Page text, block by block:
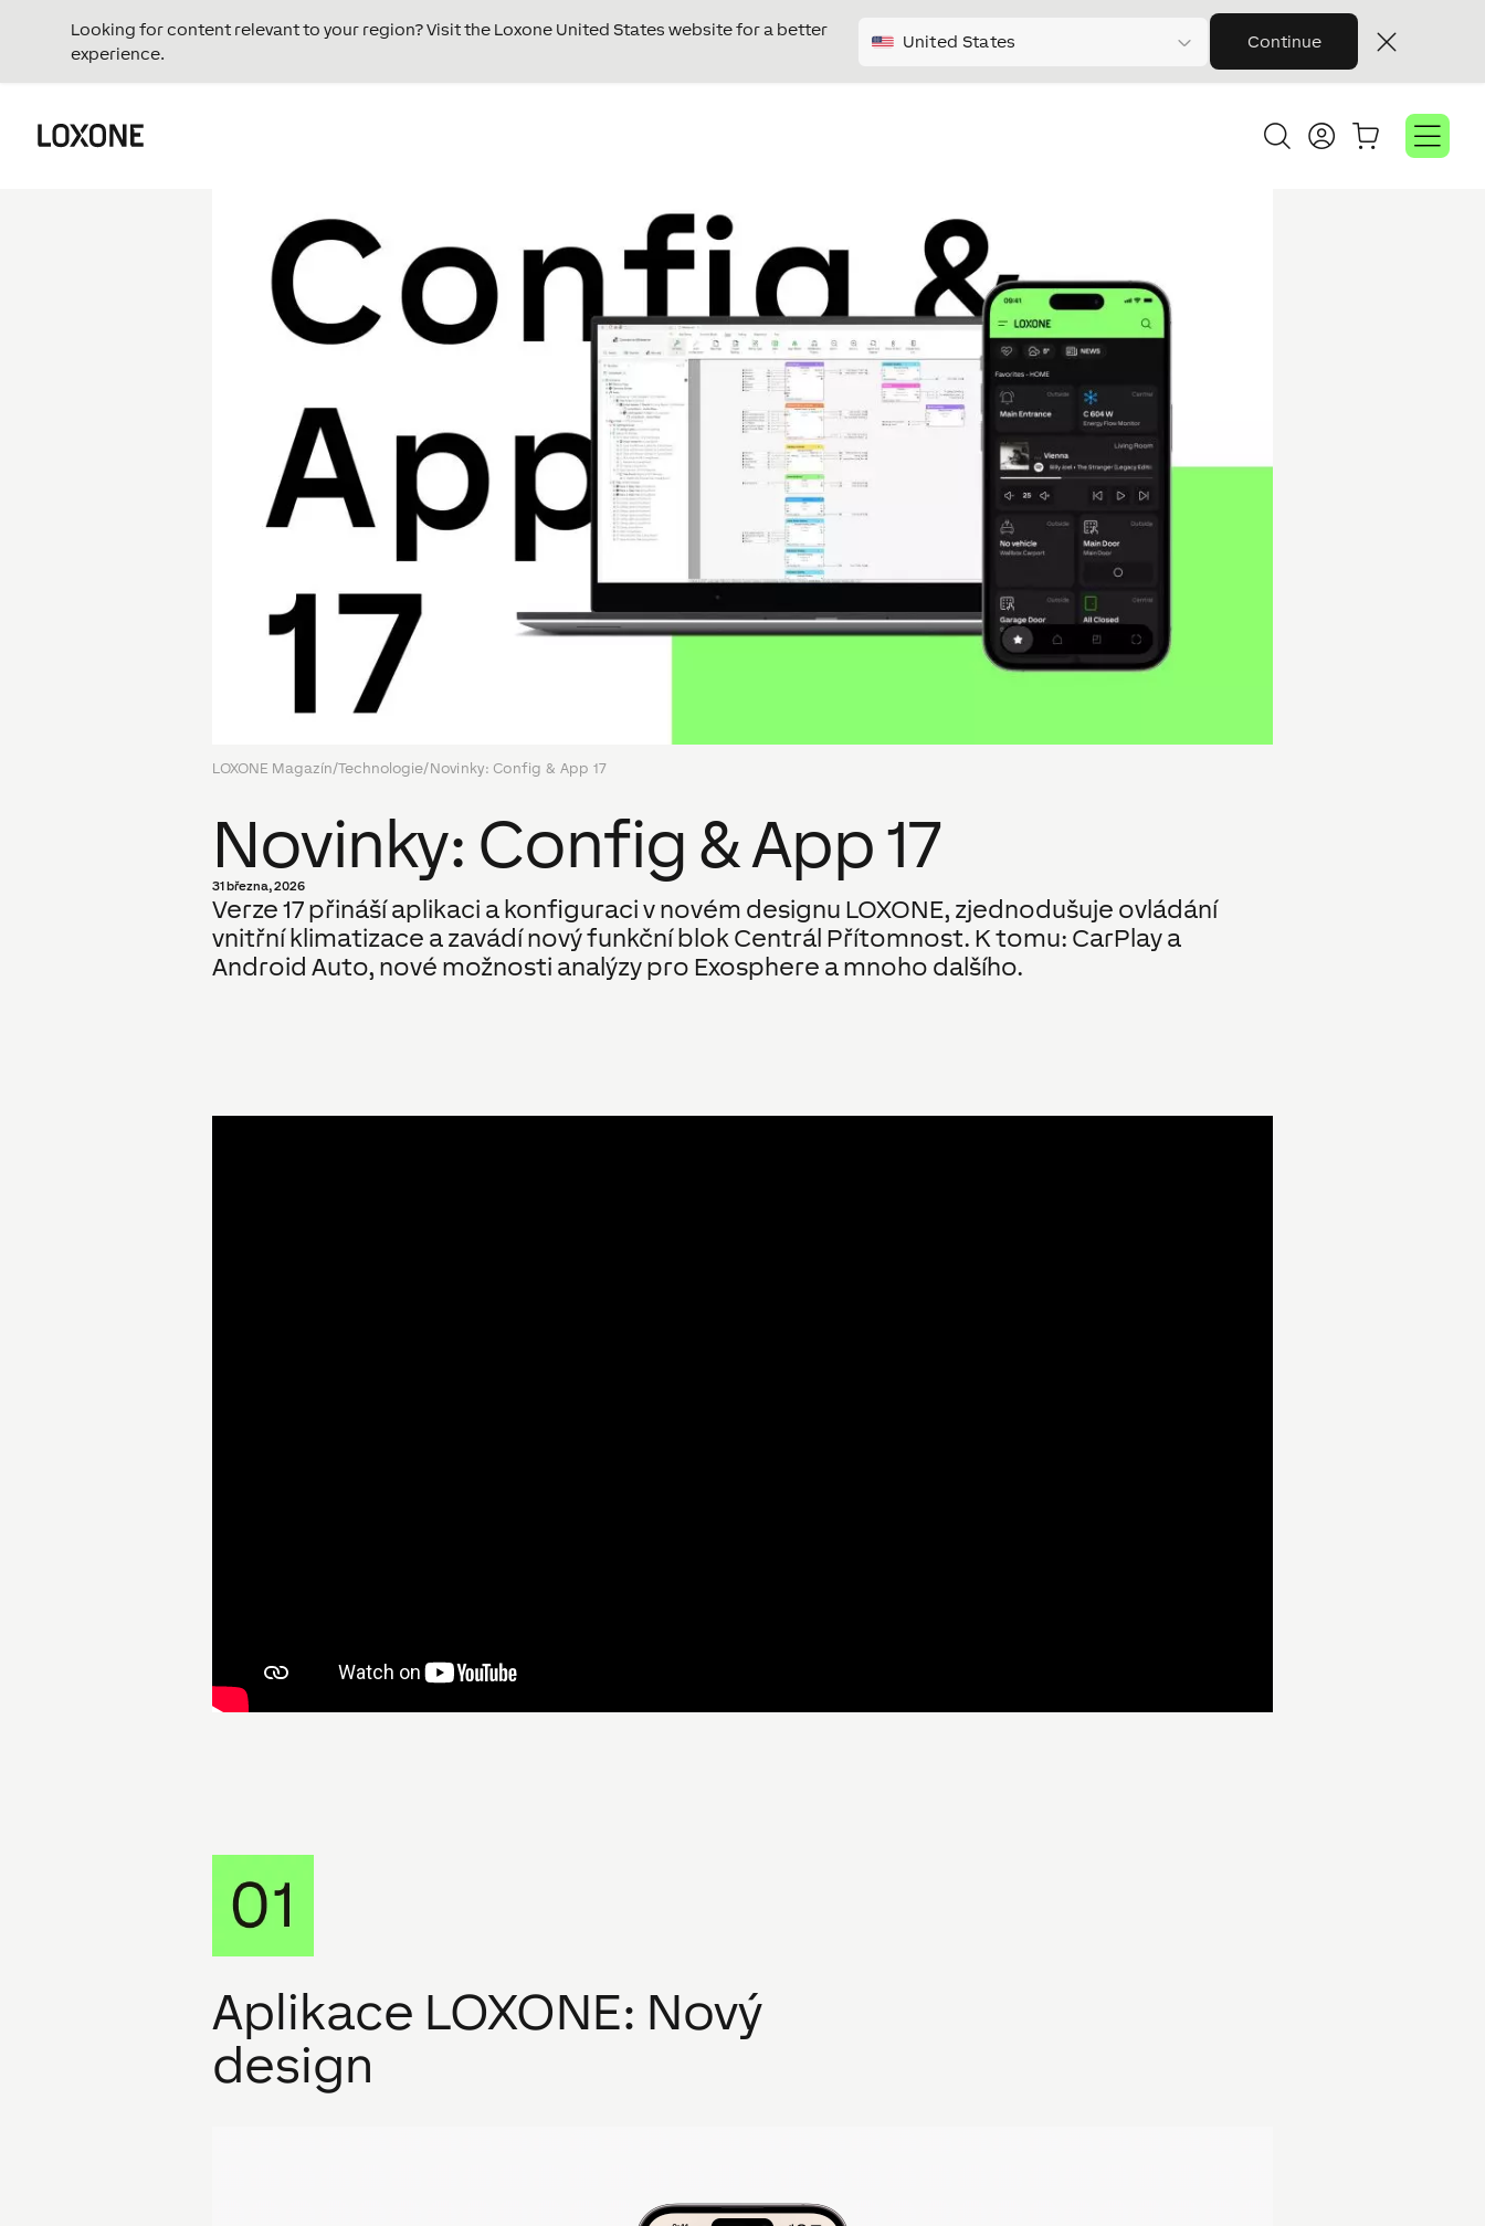
Looking for content relevant to your region? Visit the Loxone United States website for a better
experience.
United States Continue
LOXONE Magazín/Technologie/Novinky: Config & App 17
Novinky: Config & App 17
31 března, 2026
Verze 17 přináší aplikaci a konfiguraci v novém designu LOXONE, zjednodušuje ovládání
vnitřní klimatizace a zavádí nový funkční blok Centrál Přítomnost. K tomu: CarPlay a
Android Auto, nové možnosti analýzy pro Exosphere a mnoho dalšího.
Aplikace LOXONE: Nový
design